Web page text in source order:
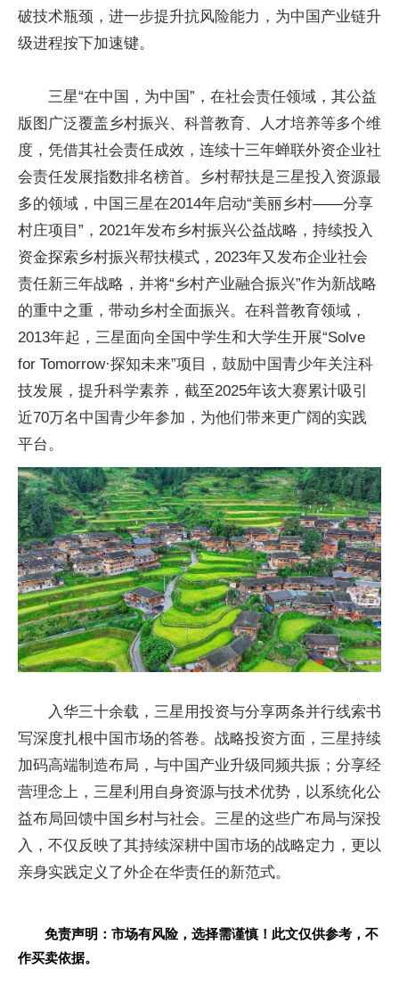
破技术瓶颈，进一步提升抗风险能力，为中国产业链升
级进程按下加速键。
三星“在中国，为中国”，在社会责任领域，其公益
版图广泛覆盖乡村振兴、科普教育、人才培养等多个维
度，凭借其社会责任成效，连续十三年蝉联外资企业社
会责任发展指数排名榜首。乡村帮扶是三星投入资源最
多的领域，中国三星在2014年启动“美丽乡村——分享
村庄项目”，2021年发布乡村振兴公益战略，持续投入
资金探索乡村振兴帮扶模式，2023年又发布企业社会
责任新三年战略，并将“乡村产业融合振兴”作为新战略
的重中之重，带动乡村全面振兴。在科普教育领域，
2013年起，三星面向全国中学生和大学生开展“Solve
for Tomorrow·探知未来”项目，鼓励中国青少年关注科
技发展，提升科学素养，截至2025年该大赛累计吸引
近70万名中国青少年参加，为他们带来更广阔的实践
平台。
入华三十余载，三星用投资与分享两条并行线索书
写深度扎根中国市场的答卷。战略投资方面，三星持续
加码高端制造布局，与中国产业升级同频共振；分享经
营理念上，三星利用自身资源与技术优势，以系统化公
益布局回馈中国乡村与社会。三星的这些广布局与深投
入，不仅反映了其持续深耕中国市场的战略定力，更以
亲身实践定义了外企在华责任的新范式。
免责声明：市场有风险，选择需谨慎！此文仅供参考，不
作买卖依据。